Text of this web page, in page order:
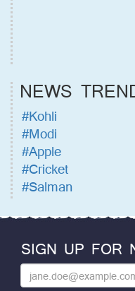
NEWS
#Kohli
#Modi
#Apple
#Cricket
#Salman
SIGN UP FOR